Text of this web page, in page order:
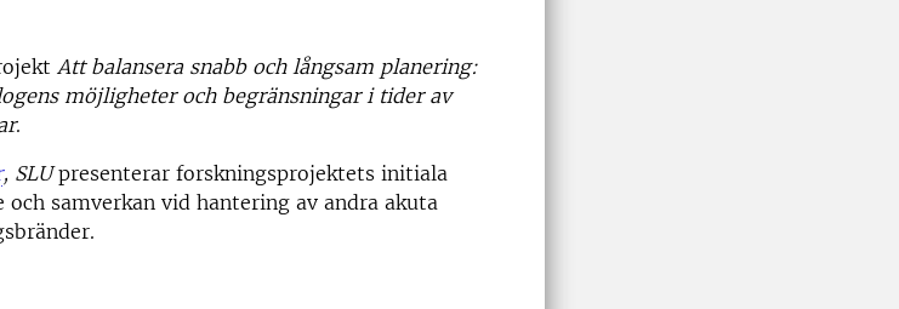
Att balansera snabb och långsam planering:
möjligheter och begränsningar i tider av
.
, SLUpresenterar forskningsprojektets initiala
samverkan vid hantering av andra akuta